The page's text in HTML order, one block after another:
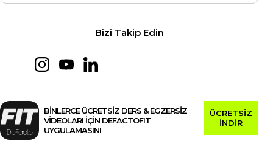
Bizi Takip Edin
BİNLERCE ÜCRETSİZ DERS & EGZERSİZ
VİDEOLARI İÇİN DEFACTOFIT
UYGULAMASINI
ÜCRETSİZ
İNDİR